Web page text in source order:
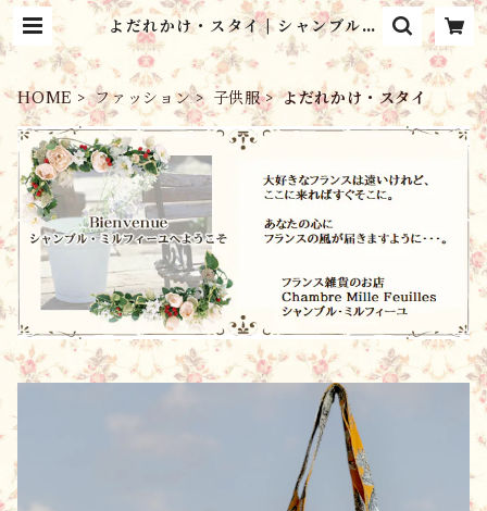
よだれかけ・スタイ | シャンブル・
ミルフィーユ Chambre Mille F
euilles
HOME
ファッション 子供服 よだれかけ・スタイ